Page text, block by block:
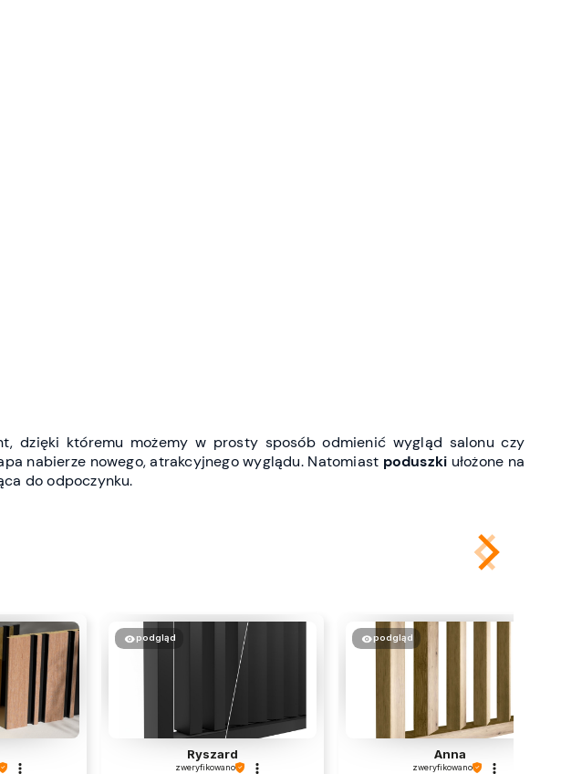
dzięki któremu możemy w prosty sposób odmienić wygląd salonu czy
nabierze nowego, atrakcyjnego wyglądu. Natomiast poduszki ułożone na
do odpoczynku.
podgląd
Ryszard
zweryfikowano
podgląd
Anna
zweryfikowano